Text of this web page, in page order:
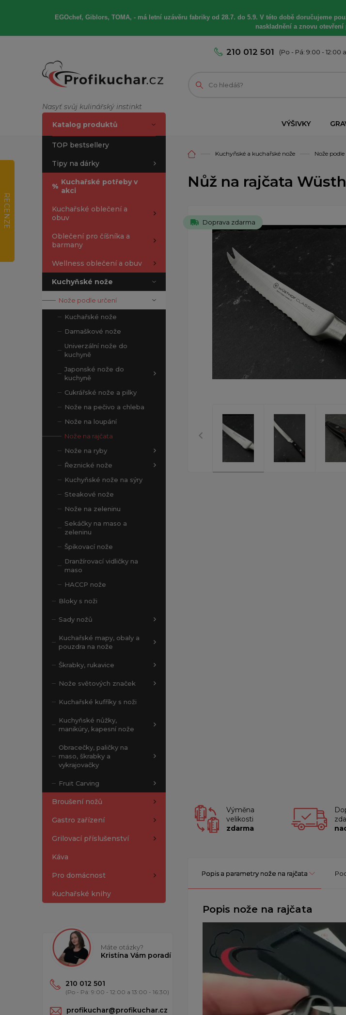
EGOchef, Giblors, TOMA, -má letní uzávěru fabriky od 28.7. do 5.9. V této době doručujeme
naskladnění a znovu
Nasyť svůj kulinářský instinkt
210 012 501 (Po - Pá: 9:00 - 12:00
VÝŠIVKY
Katalog produktů
TOP bestsellery
Tipy na dárky
% Kuchařské potřeby v
akci
Kuchařské oblečení a
obuv
Oblečení pro číšníka a
barmany
Wellness oblečení a obuv
Kuchyňské nože
Nože podle určení
Kuchařské nože
Damaškové nože
Univerzální nože do
kuchyně
Japonské nože do
kuchyně
Cukrářské nože a pilky
Nože na pečivo a chleba
Nože na loupání
Nože na rajčata
Nože na ryby
Řeznické nože
Kuchyňské nože na sýry
Steakové nože
Nože na zeleninu
Sekáčky na maso a
zeleninu
Špikovací nože
Dranžírovací vidličky na
maso
HACCP nože
Bloky s noži
Sady nožů
Kuchařské mapy, obaly a
pouzdra na nože
Škrabky, rukavice
Nože světových značek
Kuchařské kufříky s noži
Kuchyňské nůžky,
manikúry, kapesní nože
Obracečky, paličky na
maso, škrabky a
vykrajovačky
Fruit Carving
Broušení nožů
Gastro zařízení
Grilovací příslušenství
Káva
Pro domácnost
Kuchařské knihy
Máte otázky?
Kristína Vám poradí
210 012 501
(Po - Pá: 9:00 - 12:00 a 13:00 - 16:30)
profikuchar@profikuchar.cz
Kuchyňské a kuchařské nože Nože
Nůž na rajčata
Doprava zdarma
Výměna
velikosti
zdarma
Popis a parametry nože na rajčata
Popis nože na rajčata
RECENZE